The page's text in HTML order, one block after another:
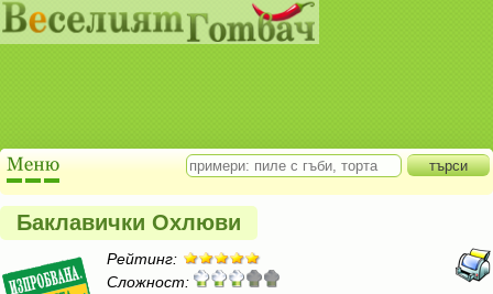
Баклавички Охлюви
Рейтинг:
Сложност: